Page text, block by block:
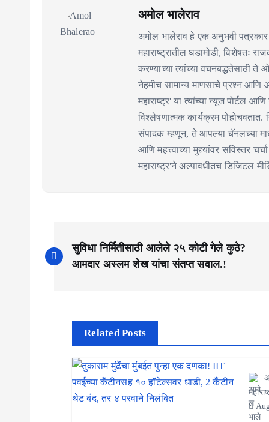
अमोल भालेराव
अमोल भालेराव हे एक अनुभवी
महाराष्ट्रातील घडामोडी, विशेषतः
करण्याच्या त्यांच्या वचनबद्धतेसाठी ते
नेहमीच सामान्य माणसाचे प्रश्न आणि
महाराष्ट्र' या त्यांच्या न्यूज पोर्टल
विश्लेषणात्मक कार्यक्रम पोहोचवतात.
संपादक म्हणून, ते आपल्या चॅनलच्या
आणि महत्त्वाच्या मुद्द्यांवर सविस्तर
महाराष्ट्र'ने अल्पावधीतच डिजिटल
o
सुविधा निर्मितीसाठी आलेले २५ कोटी गेले कुठे?
आमदार अस्लम शेख यांचा संतप्त सवाल.!
Related Posts